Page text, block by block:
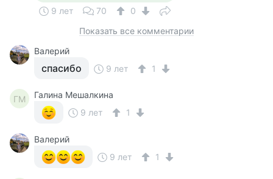
9 лет 70
0
Показать все комментарии
Валерий
спасибо 9 лет 1
ГМ
Галина Мешалкина
9 лет
1
Валерий
9 лет
1